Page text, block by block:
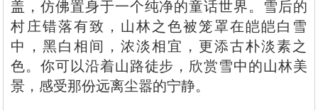
盖，仿佛置身于一个纯净的童话世界。雪后的
村庄错落有致，山林之色被笼罩在皑皑白雪
中，黑白相间，浓淡相宜，更添古朴淡素之
色。你可以沿着山路徒步，欣赏雪中的山林美
景，感受那份远离尘嚣的宁静。